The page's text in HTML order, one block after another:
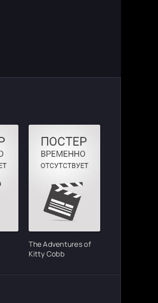
The Adventures of
Kitty Cobb